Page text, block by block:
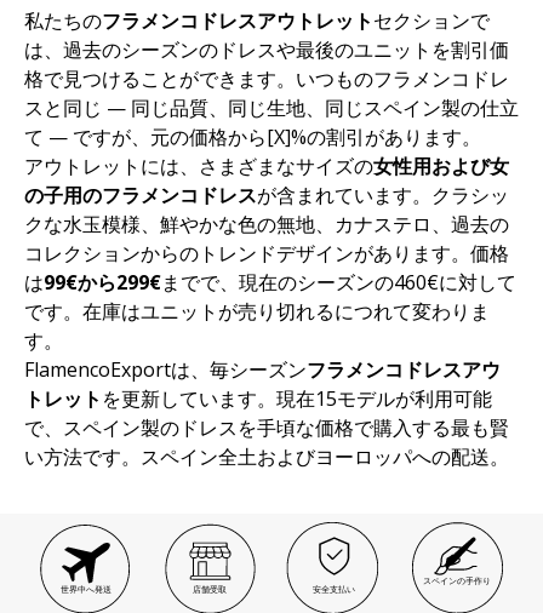
私たちのフラメンコドレスアウトレットセクションで
は、過去のシーズンのドレスや最後のユニットを割引価
格で見つけることができます。いつものフラメンコドレ
スと同じ — 同じ品質、同じ生地、同じスペイン製の仕立
て — ですが、元の価格から[X]%の割引があります。
アウトレットには、さまざまなサイズの女性用および女
の子用のフラメンコドレスが含まれています。クラシッ
クな水玉模様、鮮やかな色の無地、カナステロ、過去の
コレクションからのトレンドデザインがあります。価格
は99€から299€までで、現在のシーズンの460€に対して
です。在庫はユニットが売り切れるにつれて変わりま
す。
FlamencoExportは、毎シーズンフラメンコドレスアウ
トレット を更新しています。現在15モデルが利用可能
で、スペイン製のドレスを手頃な価格で購入する最も賢
い方法です。スペイン全土およびヨーロッパへの配送。
世界中へ発送 店舗受取 安全支払い
スペインの手作り